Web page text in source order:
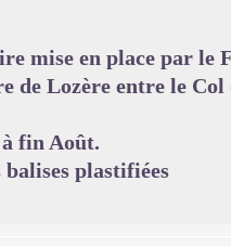
mise en place par le
de Lozère entre le
fin Août.
plastifiées